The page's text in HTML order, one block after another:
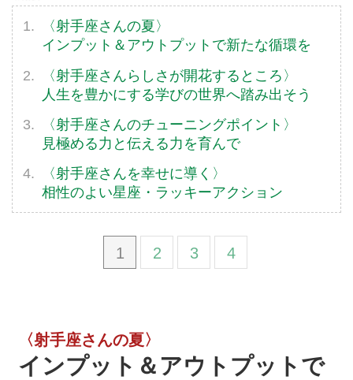
〈射手座さんの夏〉
インプット＆アウトプットで新たな循環を
〈射手座さんらしさが開花するところ〉
人生を豊かにする学びの世界へ踏み出そう
〈射手座さんのチューニングポイント〉
見極める力と伝える力を育んで
〈射手座さんを幸せに導く〉
相性のよい星座・ラッキーアクション
1 2 3 4
〈射手座さんの夏〉
インプット＆アウトプットで